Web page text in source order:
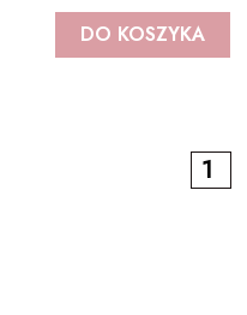
DO KOSZYKA
1